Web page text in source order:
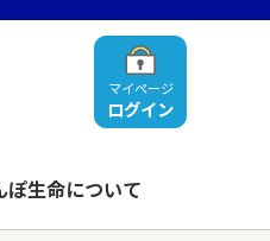
マイページ
ログイン
ぽ生命について